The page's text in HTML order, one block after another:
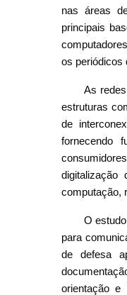
nas áreas
principais
os periódicos
As
estruturas
de
fornecendo
computação,
O
para
de defesa
orientação e